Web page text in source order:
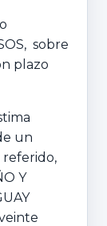
sobre
plazo
un
Y